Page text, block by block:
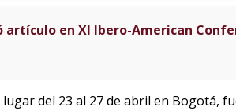
en XI Ibero-American
del 23 al 27 de abril en Bogotá,